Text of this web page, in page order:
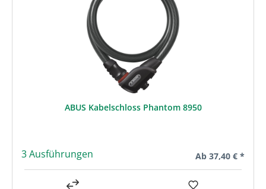
ABUS Kabelschloss Phantom 8950
3 Ausführungen Regulärer Preis:
Ab 37,40 € *